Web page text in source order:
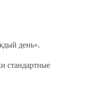
день».
стандартные